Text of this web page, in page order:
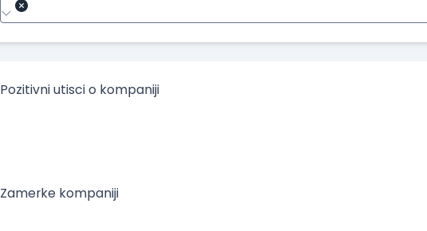
Pozitivni utisci o kompaniji
Zamerke kompaniji